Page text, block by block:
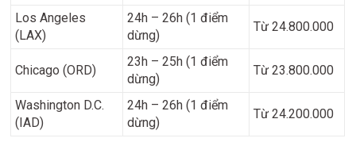
Los Angeles
(LAX)
24h – 26h (1 điểm
dừng)
Từ 24.800.000
Chicago (ORD)
23h – 25h (1 điểm
dừng)
Từ 23.800.000
Washington D.C.
(IAD)
24h – 26h (1 điểm
dừng)
Từ 24.200.000